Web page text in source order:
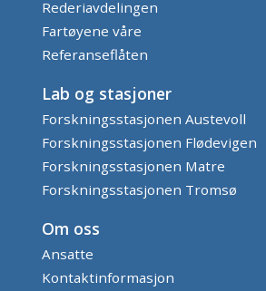
Rederiavdelingen
Fartøyene våre
Referanseflåten
Lab og stasjoner
Forskningsstasjonen Austevoll
Forskningsstasjonen Flødevigen
Forskningsstasjonen Matre
Forskningsstasjonen Tromsø
Om oss
Ansatte
Kontaktinformasjon